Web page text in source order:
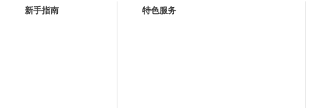
新手指南 特色服务